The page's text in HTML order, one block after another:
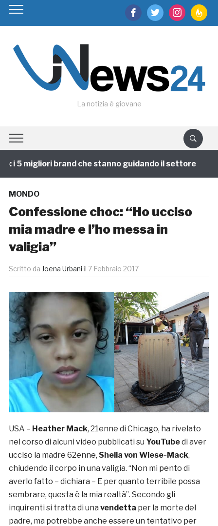
facebooktwitter instagram
La notizia è giovane
5 migliori brand che stanno guidando il settore
MONDO
Confessione choc: “Ho ucciso
mia madre e l’ho messa in
valigia”
Scritto da Joena Urbani il 7 Febbraio 2017
USA – Heather Mack, 21enne di Chicago, ha rivelato
nel corso di alcuni video pubblicati su YouTubedi aver
ucciso la madre 62enne, Shelia von Wiese-Mack,
chiudendo il corpo in una valigia. “Non mi pento di
averlo fatto – dichiara – E per quanto terribile possa
sembrare, questa è la mia realtà”. Secondo gli
inquirenti si tratta di una vendetta per la morte del
padre, ma potrebbe anche essere un tentativo per